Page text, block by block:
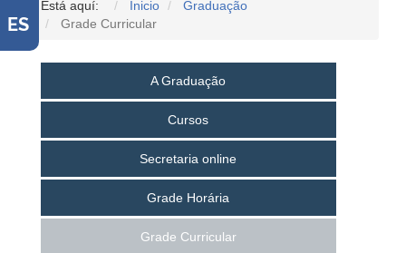
ES
Está aquí: Inicio
Graduação
Grade Curricular
A Graduação
Cursos
Secretaria online
Grade Horária
Grade Curricular